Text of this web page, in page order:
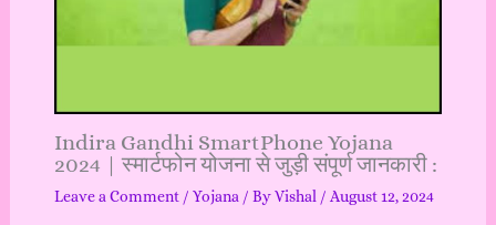
Indira Gandhi SmartPhone Yojana
2024 | स्मार्टफोन योजना से जुड़ी संपूर्ण जानकारी :
Leave a Comment / Yojana / ByVishal / August 12, 2024